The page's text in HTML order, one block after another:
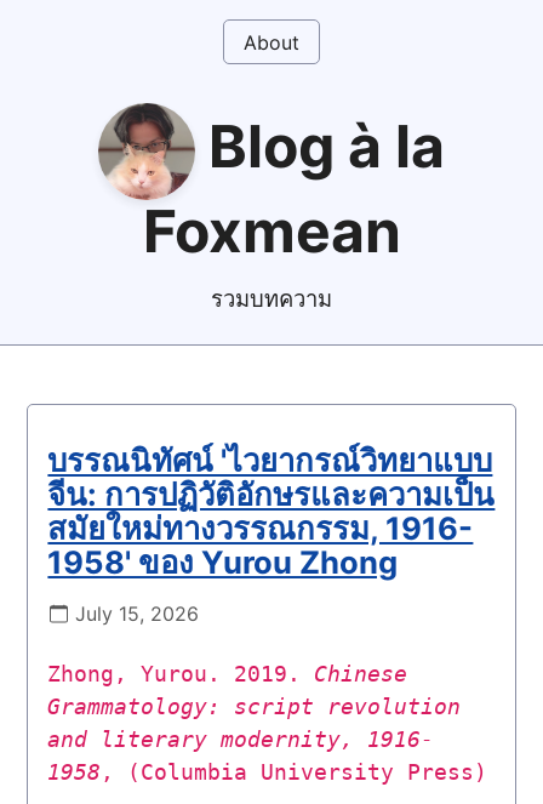
About
Blog à la
Foxmean
รวมบทความ
บรรณนิทัศน์ 'ไวยากรณ์วิทยาแบบ
จีน: การปฏิวัติอักษรและความเป็น
สมัยใหม่ทางวรรณกรรม, 1916-
1958' ของ Yurou Zhong
July 15, 2026
Zhong, Yurou. 2019. Chinese
Grammatology: script revolution
and literary modernity, 1916-
1958 , (Columbia University Press)